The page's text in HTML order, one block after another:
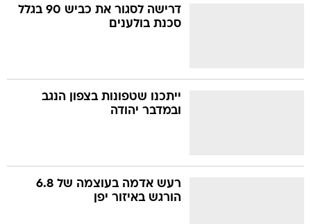
דרישה לסגור את כביש 90 בגלל
סכנת בולענים
ייתכנו שטפונות בצפון הנגב
ובמדבר יהודה
רעש אדמה בעוצמה של 6.8
הורגש באיזור יפן